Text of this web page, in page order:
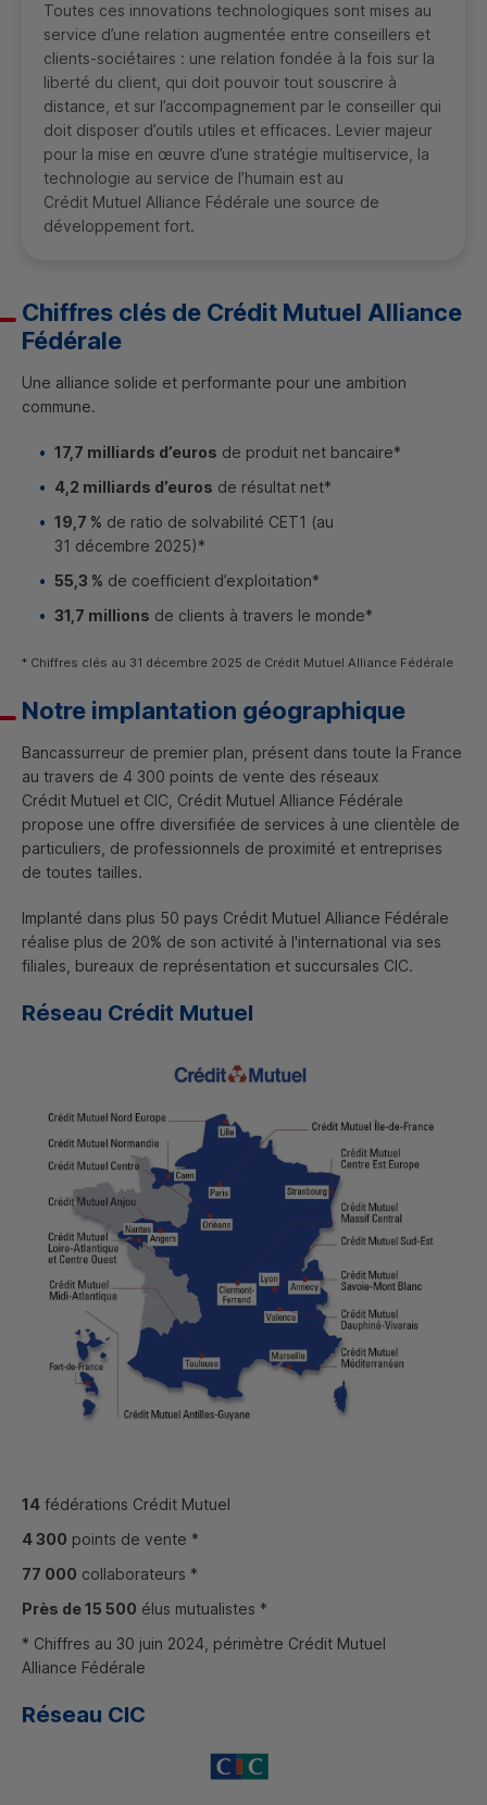
Toutes ces innovations technologiques sont mises au
service d’une relation augmentée entre conseillers et
clients-sociétaires : une relation fondée à la fois sur la
liberté du client, qui doit pouvoir tout souscrire à
distance, et sur l’accompagnement par le conseiller qui
doit disposer d’outils utiles et efficaces. Levier majeur
pour la mise en œuvre d’une stratégie multiservice, la
technologie au service de l’humain est au
Crédit Mutuel Alliance Fédérale une source de
développement fort.
Chiffres clés de Crédit Mutuel Alliance
Fédérale
Une alliance solide et performante pour une ambition
commune.
17,7 milliards d’euros de produit net bancaire*
4,2 milliards d’euros de résultat net*
19,7 % de ratio de solvabilité CET1 (au
31 décembre 2025)*
55,3 % de coefficient d’exploitation*
31,7 millions de clients à travers le monde*
* Chiffres clés au 31 décembre 2025 de Crédit Mutuel Alliance Fédérale
Notre implantation géographique
Bancassurreur de premier plan, présent dans toute la France
au travers de 4 300 points de vente des réseaux
Crédit Mutuel et CIC , Crédit Mutuel Alliance Fédérale
propose une offre diversifiée de services à une clientèle de
particuliers, de professionnels de proximité et entreprises
de toutes tailles.
Implanté dans plus 50 pays Crédit Mutuel Alliance Fédérale
réalise plus de 20% de son activité à l'international via ses
filiales, bureaux de représentation et succursales CIC.
Réseau Crédit Mutuel
14 fédérations Crédit Mutuel
4 300 points de vente *
77 000 collaborateurs *
Près de 15 500 élus mutualistes *
* Chiffres au 30 juin 2024, périmètre Crédit Mutuel
Alliance Fédérale
Réseau CIC